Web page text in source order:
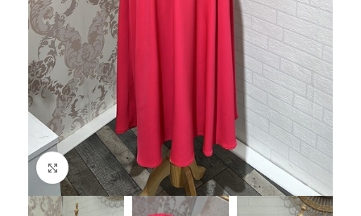
Haga Click para agrandar